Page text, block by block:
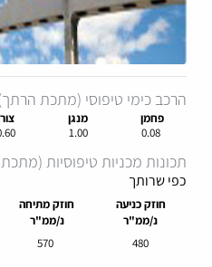
הרכב כימי טיפוסי (מתכת
פחמן מנגן
0.08
1.00
תכונות מכניות טיפוסיות
כפי שרותך
חוזק כניעה
נ/ממ"ר
חוזק מתיחה
נ/ממ"ר
480